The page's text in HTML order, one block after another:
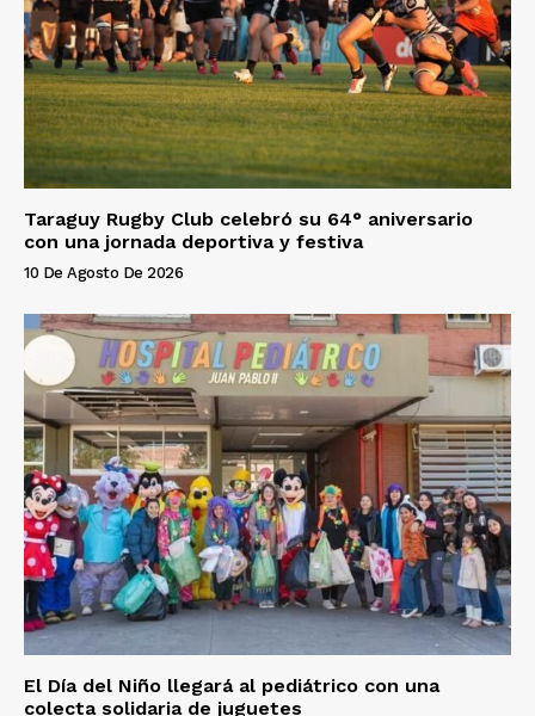
Taraguy Rugby Club celebró su 64° aniversario
con una jornada deportiva y festiva
10 De Agosto De 2026
El Día del Niño llegará al pediátrico con una
colecta solidaria de juguetes